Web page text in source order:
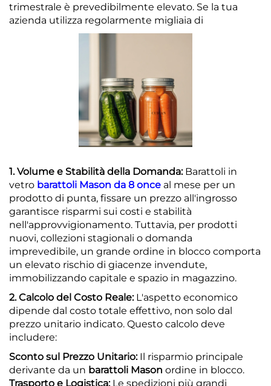
trimestrale è prevedibilmente elevato. Se la tua
azienda utilizza regolarmente migliaia di
1. Volume e Stabilità della Domanda: Barattoli in
vetro barattoli Mason da 8 once al mese per un
prodotto di punta, fissare un prezzo all'ingrosso
garantisce risparmi sui costi e stabilità
nell'approvvigionamento. Tuttavia, per prodotti
nuovi, collezioni stagionali o domanda
imprevedibile, un grande ordine in blocco comporta
un elevato rischio di giacenze invendute,
immobilizzando capitale e spazio in magazzino.
2. Calcolo del Costo Reale: L'aspetto economico
dipende dal costo totale effettivo, non solo dal
prezzo unitario indicato. Questo calcolo deve
includere:
Sconto sul Prezzo Unitario: Il risparmio principale
derivante da un barattoli Mason ordine in blocco.
Trasporto e Logistica: Le spedizioni più grandi